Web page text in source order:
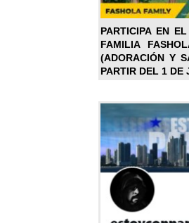
PARTICIPA EN
FAMILIA
(ADORACIÓN Y
PARTIR DEL 1 DE